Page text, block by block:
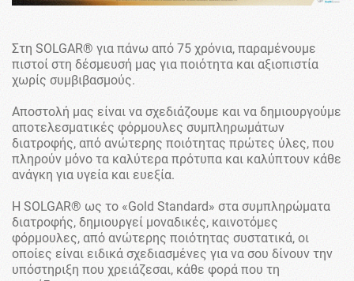
Στη SOLGAR® για πάνω από 75 χρόνια, παραμένουμε
πιστοί στη δέσμευσή μας για ποιότητα και αξιοπιστία
χωρίς συμβιβασμούς.
Αποστολή μας είναι να σχεδιάζουμε και να δημιουργούμε
αποτελεσματικές φόρμουλες συμπληρωμάτων
διατροφής, από ανώτερης ποιότητας πρώτες ύλες, που
πληρούν μόνο τα καλύτερα πρότυπα και καλύπτουν κάθε
ανάγκη για υγεία και ευεξία.
H SOLGAR® ως το «Gold Standard» στα συμπληρώματα
διατροφής, δημιουργεί μοναδικές, καινοτόμες
φόρμουλες, από ανώτερης ποιότητας συστατικά, οι
οποίες είναι ειδικά σχεδιασμένες για να σου δίνουν την
υπόστηριξη που χρειάζεσαι, κάθε φορά που τη